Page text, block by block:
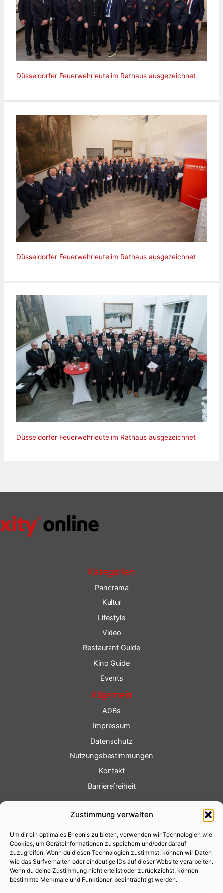
Zustimmung verwalten
Um dir ein optimales Erlebnis zu bieten, verwenden wir Technologien wie
Cookies, um Geräteinformationen zu speichern und/oder darauf
zuzugreifen. Wenn du diesen Technologien zustimmst, können wir Daten
wie das Surfverhalten oder eindeutige IDs auf dieser Website verarbeiten.
Wenn du deine Zustimmung nicht erteilst oder zurückziehst, können
bestimmte Merkmale und Funktionen beeinträchtigt werden.
Düsseldorfer Feuerwehrleute im Rathaus ausgezeichnet
Düsseldorfer Feuerwehrleute im Rathaus ausgezeichnet
Düsseldorfer Feuerwehrleute im Rathaus ausgezeichnet
Kategorien
Panorama
Kultur
Lifestyle
Video
Restaurant Guide
Kino Guide
Events
Allgemein
AGBs
Impressum
Datenschutz
Nutzungsbestimmungen
Kontakt
Barrierefreiheit
Fotoservice
Videoservice
Werbung
Contenterstellung
Lokalnachrichten